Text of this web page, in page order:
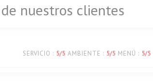
nuestros clientes
SERVICIO : 5/5 AMBIENTE : 5/5 MENÚ : 5/5